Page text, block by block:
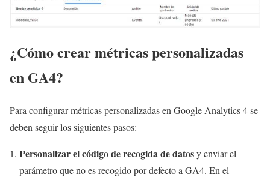
¿Cómo crear métricas personalizadas
en GA4?
Para configurar métricas personalizadas en Google Analytics 4 se
deben seguir los siguientes pasos:
Personalizar el código de recogida de datosy enviar el
parámetro que no es recogido por defecto a GA4. En el